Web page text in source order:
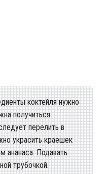
коктейля нужно
получиться
перелить в
украсить краешек
ананаса. Подавать
трубочкой.